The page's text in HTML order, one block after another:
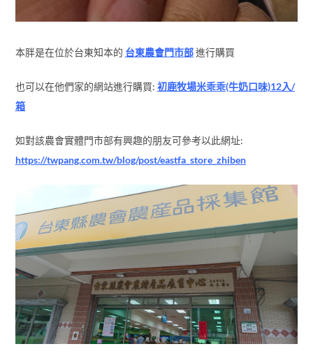
本胖是在位於台東知本的 台東農會門市部進行購買
也可以在他們家的網站進行購買: 初鹿牧場米乖乖(牛奶口味)12入/
箱
如對該農會實體門市部有興趣的朋友可參考以此網址:
https://twpang.com.tw/blog/post/eastfa_store_zhiben